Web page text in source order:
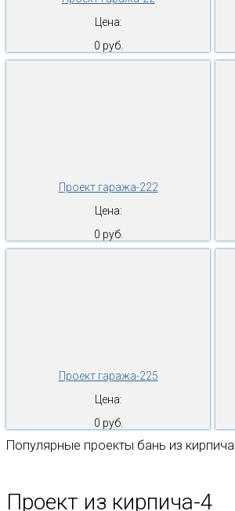
Цена:
0 руб.
Проект гаража-222
Цена:
0 руб.
Проект гаража-225
Цена:
0 руб.
Популярные проекты бань из кирпича
Проект из кирпича-4